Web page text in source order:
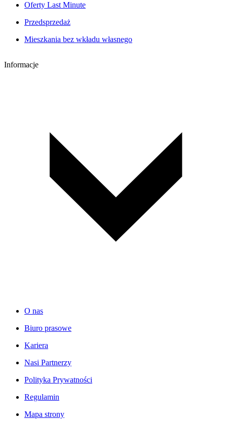
Oferty Last Minute
Przedsprzedaż
Mieszkania bez wkładu własnego
Informacje
O nas
Biuro prasowe
Kariera
Nasi Partnerzy
Polityka Prywatności
Regulamin
Mapa strony